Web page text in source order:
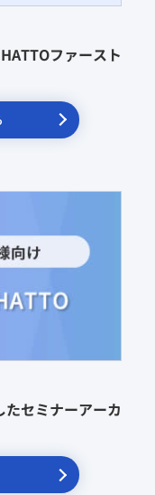
ファースト
セミナーアーカ